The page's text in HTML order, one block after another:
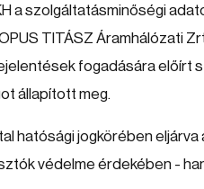
a szolgáltatásminőségi
TITÁSZ Áramhálózati
fogadására előírt
állapított meg.
hatósági jogkörében
védelme érdekében -